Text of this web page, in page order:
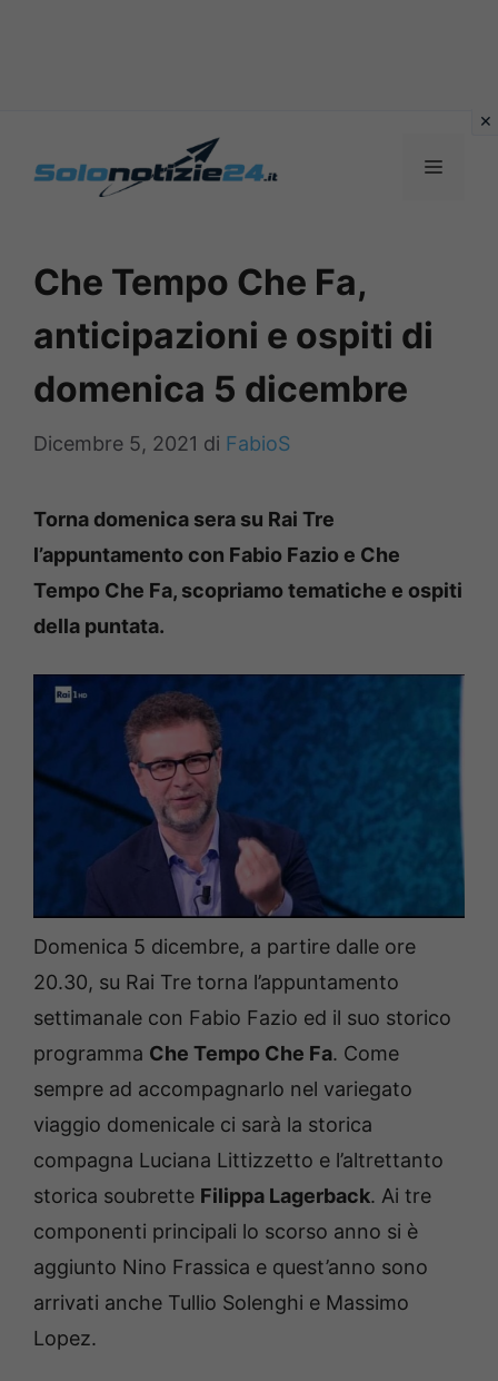
MENU
Che Tempo Che Fa,
anticipazioni e ospiti di
domenica 5 dicembre
Dicembre 5, 2021 di FabioS
Torna domenica sera su Rai Tre
l’appuntamento con Fabio Fazio e Che
Tempo Che Fa, scopriamo tematiche e ospiti
della puntata.
Domenica 5 dicembre, a partire dalle ore
20.30, su Rai Tre torna l’appuntamento
settimanale con Fabio Fazio ed il suo storico
programma Che Tempo Che Fa. Come
sempre ad accompagnarlo nel variegato
viaggio domenicale ci sarà la storica
compagna Luciana Littizzetto e l’altrettanto
storica soubrette Filippa Lagerback. Ai tre
componenti principali lo scorso anno si è
aggiunto Nino Frassica e quest’anno sono
arrivati anche Tullio Solenghi e Massimo
Lopez.